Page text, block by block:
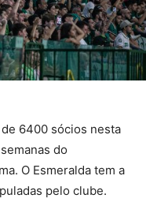
de 6400 sócios nesta
do
O Esmeralda tem a
pelo clube.